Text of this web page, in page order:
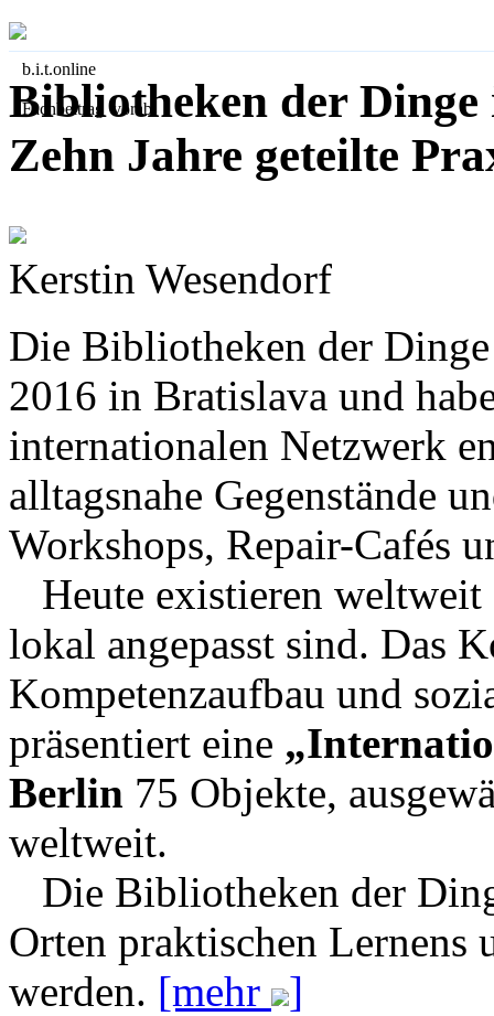
b.i.t.online
Fachbeitrag vorab
Bibliotheken der
Zehn Jahre geteilte
Kerstin Wesendorf
Die Bibliotheken der
2016 in Bratislava und
internationalen Netzwerk
alltagsnahe Gegenstände
Workshops, Repair-Cafés
Heute existieren weltweit
lokal angepasst sind. Das
Kompetenzaufbau und
präsentiert eine
Berlin 75 Objekte,
weltweit.
Die Bibliotheken der
Orten praktischen Lernens
werden. [mehr ]